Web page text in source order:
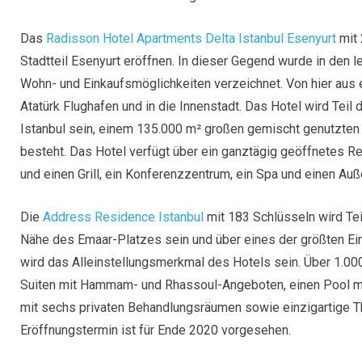
Das Radisson Hotel Apartments Delta Istanbul Esenyurt mit
Stadtteil Esenyurt eröffnen. In dieser Gegend wurde in den
Wohn- und Einkaufsmöglichkeiten verzeichnet. Von hier
Atatürk Flughafen und in die Innenstadt. Das Hotel wird
Istanbul sein, einem 135.000 m² großen gemischt
besteht. Das Hotel verfügt über ein ganztägig geöffnetes
und einen Grill, ein Konferenzzentrum, ein Spa und einen
Die Address Residence Istanbul mit 183 Schlüsseln wird
Nähe des Emaar-Platzes sein und über eines der größten
wird das Alleinstellungsmerkmal des Hotels sein. Über
Suiten mit Hammam- und Rhassoul-Angeboten, einen Pool
mit sechs privaten Behandlungsräumen sowie einzigartige
Eröffnungstermin ist für Ende 2020 vorgesehen.